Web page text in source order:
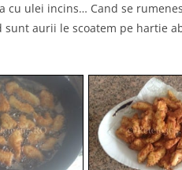
cu ulei incins… Cand se
aurii le scoatem pe hartie